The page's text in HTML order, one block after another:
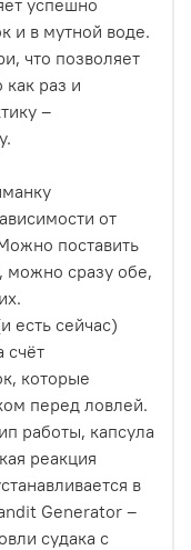
и в мутной воде.
что позволяет
раз и
–
от
поставить
можно сразу обе,
есть сейчас)
счёт
которые
перед ловлей.
работы, капсула
реакция
в
Generator –
судака с